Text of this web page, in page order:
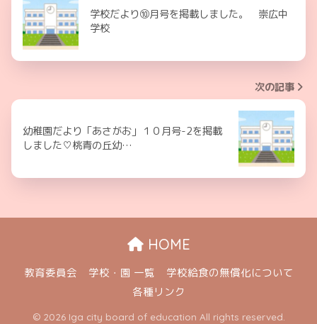
学校だより⑩月号を掲載しました。 崇広中
学校
次の記事
幼稚園だより「あさがお」１０月号-2を掲載
しました♡桃青の丘幼…
HOME
教育委員会 学校・園 一覧
学校給食の無償化について
各種リンク
© 2026 Iga city board of education All rights reserved.